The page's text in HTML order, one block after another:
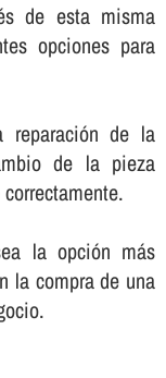
de esta misma
opciones para
de la
de la pieza
la opción más
la compra de una